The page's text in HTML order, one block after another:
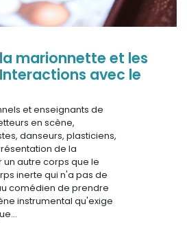
marionnette et les
avec le
et enseignants de
en scène,
danseurs, plasticiens,
de la
autre corps que le
inerte qui n'a pas de
comédien de prendre
instrumental qu'exige